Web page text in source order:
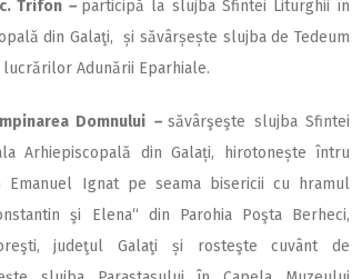
Trifon– participă la slujba Sfintei Liturghii în
din Galaţi, și săvârșește slujba de Tedeum
Adunării Eparhiale.
Domnului – săvârşeşte slujba Sfintei
Arhiepiscopală din Galați, hirotonește întru
Ignat pe seama bisericii cu hramul
şi Elena“ din Parohia Poşta Berheci,
judeţul Galaţi și rosteşte cuvânt de